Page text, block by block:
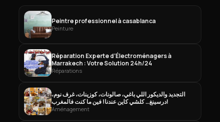
Peintre professionnel à casablanca
Peinture
Réparation Experte d’Électroménagers à
Marrakech : Votre Solution 24h/24
Réparations
التجديد والديكور اللي باغي، صالونات، كوزينات، غرف نوم،
درسينغ… كلشي كاين عندنا! فين ما كنت فالمغرب!
Aménagement